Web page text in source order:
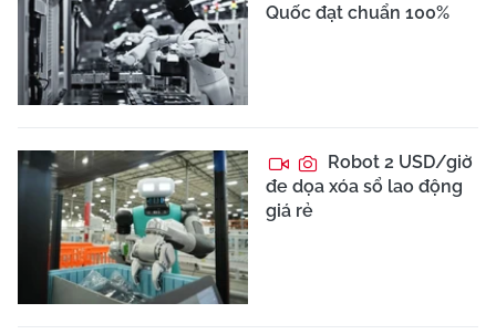
Quốc đạt chuẩn 100%
Robot 2 USD/giờ
đe dọa xóa sổ lao động
giá rẻ